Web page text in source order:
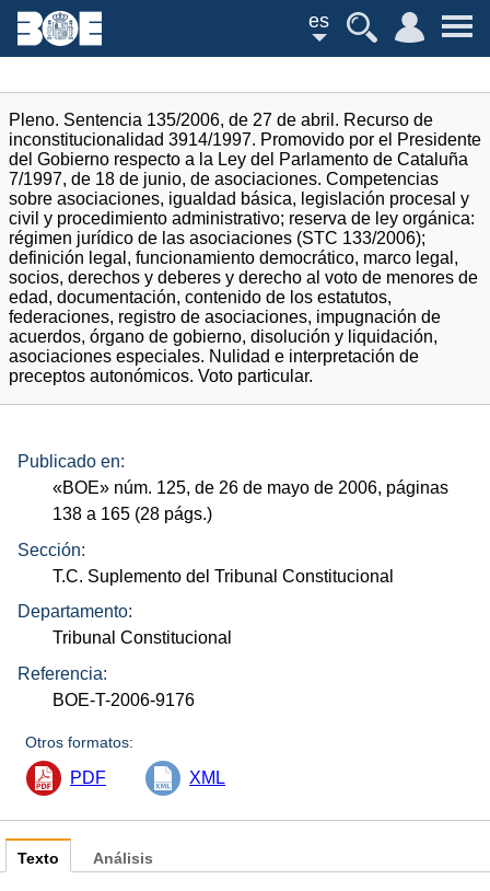
es
Pleno. Sentencia 135/2006, de 27 de abril. Recurso de
inconstitucionalidad 3914/1997. Promovido por el Presidente
del Gobierno respecto a la Ley del Parlamento de Cataluña
7/1997, de 18 de junio, de asociaciones. Competencias
sobre asociaciones, igualdad básica, legislación procesal y
civil y procedimiento administrativo; reserva de ley orgánica:
régimen jurídico de las asociaciones (STC 133/2006);
definición legal, funcionamiento democrático, marco legal,
socios, derechos y deberes y derecho al voto de menores de
edad, documentación, contenido de los estatutos,
federaciones, registro de asociaciones, impugnación de
acuerdos, órgano de gobierno, disolución y liquidación,
asociaciones especiales. Nulidad e interpretación de
preceptos autonómicos. Voto particular.
Publicado en:
«BOE» núm. 125, de 26 de mayo de 2006, páginas
138 a 165 (28 págs.)
Sección:
T.C. Suplemento del Tribunal Constitucional
Departamento:
Tribunal Constitucional
Referencia:
BOE-T-2006-9176
Otros formatos:
PDF XML
Texto Análisis